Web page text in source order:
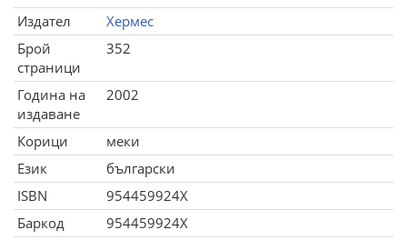
Издател
Хермес
Брой
страници
352
Година на
издаване
2002
Корици
меки
Език
български
ISBN
954459924X
Баркод
954459924X